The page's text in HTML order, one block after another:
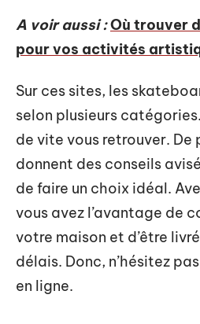
A voir aussi :Où trouver
pour vos activités
Sur ces sites, les
selon plusieurs
de vite vous retrouver. De
donnent des conseils
de faire un choix idéal.
vous avez l’avantage de
votre maison et d’être
délais. Donc, n’hésitez
en ligne.